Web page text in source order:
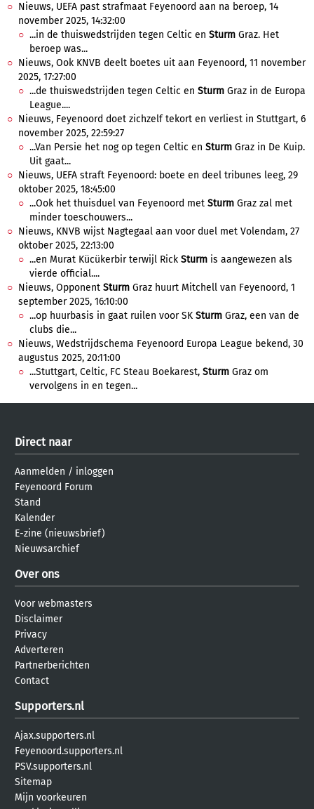
Nieuws, UEFA past strafmaat Feyenoord aan na beroep, 14
november 2025, 14:32:00
...in de thuiswedstrijden tegen Celtic en Sturm Graz. Het
beroep was...
Nieuws, Ook KNVB deelt boetes uit aan Feyenoord, 11 november
2025, 17:27:00
...de thuiswedstrijden tegen Celtic en Sturm Graz in de Europa
League....
Nieuws, Feyenoord doet zichzelf tekort en verliest in Stuttgart, 6
november 2025, 22:59:27
...Van Persie het nog op tegen Celtic en Sturm Graz in De Kuip.
Uit gaat...
Nieuws, UEFA straft Feyenoord: boete en deel tribunes leeg, 29
oktober 2025, 18:45:00
...Ook het thuisduel van Feyenoord met Sturm Graz zal met
minder toeschouwers...
Nieuws, KNVB wijst Nagtegaal aan voor duel met Volendam, 27
oktober 2025, 22:13:00
...en Murat Kücükerbir terwijl Rick Sturm is aangewezen als
vierde official....
Nieuws, Opponent Sturm Graz huurt Mitchell van Feyenoord, 1
september 2025, 16:10:00
...op huurbasis in gaat ruilen voor SK Sturm Graz, een van de
clubs die...
Nieuws, Wedstrijdschema Feyenoord Europa League bekend, 30
augustus 2025, 20:11:00
...Stuttgart, Celtic, FC Steau Boekarest, Sturm Graz om
vervolgens in en tegen...
Direct naar
Aanmelden / inloggen
Feyenoord Forum
Stand
Kalender
E-zine (nieuwsbrief)
Nieuwsarchief
Over ons
Voor webmasters
Disclaimer
Privacy
Adverteren
Partnerberichten
Contact
Supporters.nl
Ajax.supporters.nl
Feyenoord.supporters.nl
PSV.supporters.nl
Sitemap
Mijn voorkeuren